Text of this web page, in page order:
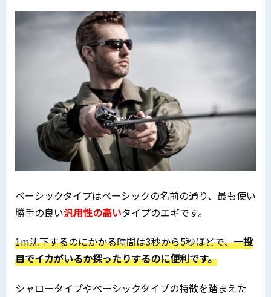
ベーシックタイプはベーシックの名前の通り、最も使い
勝手の良い汎用性の高いタイプのエギです。
1m沈下するのにかかる時間は3秒から5秒ほどで、一投
目でイカがいるか探ったりするのに便利です。
シャロータイプやベーシックタイプの特徴を踏まえた